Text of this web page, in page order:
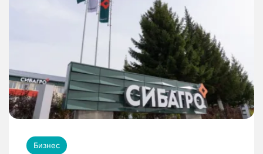
Бизнес